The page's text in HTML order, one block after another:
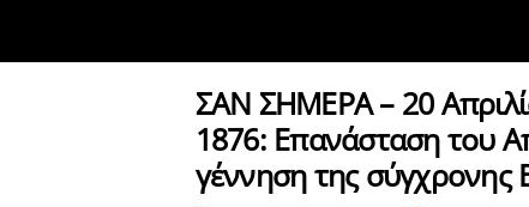
ΣΑΝ ΣΗΜΕΡΑ – 20
1876: Επανάσταση του
γέννηση της σύγχρονης